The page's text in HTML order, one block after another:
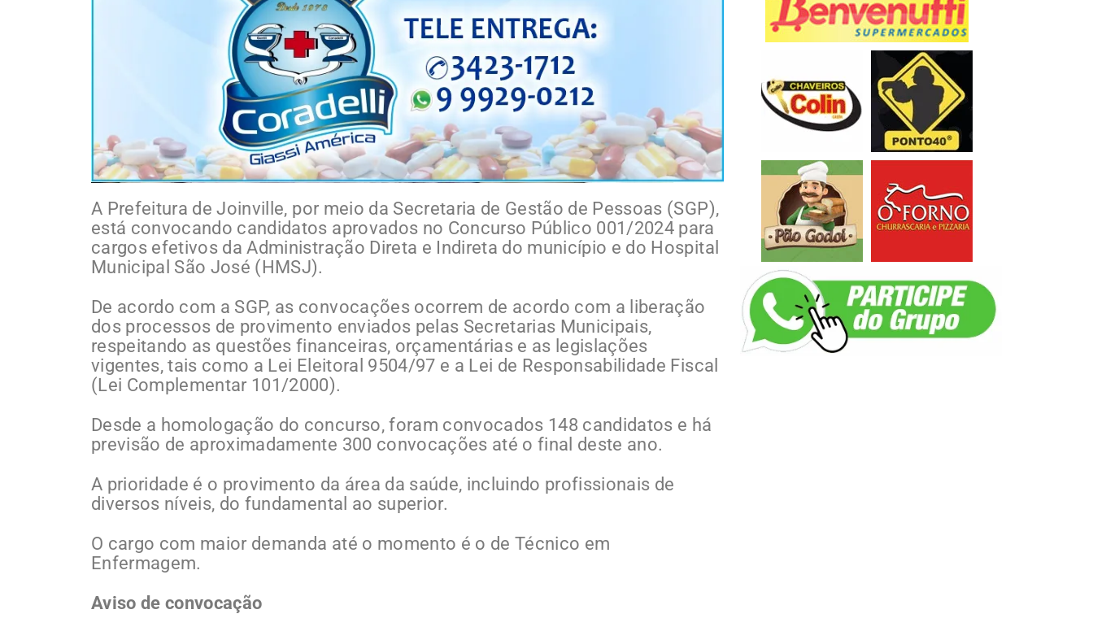
A Prefeitura de Joinville, por meio da Secretaria de Gestão de Pessoas (SGP),
está convocando candidatos aprovados no Concurso Público 001/2024 para
cargos efetivos da Administração Direta e Indireta do município e do Hospital
Municipal São José (HMSJ).
De acordo com a SGP, as convocações ocorrem de acordo com a liberação
dos processos de provimento enviados pelas Secretarias Municipais,
respeitando as questões financeiras, orçamentárias e as legislações
vigentes, tais como a Lei Eleitoral 9504/97 e a Lei de Responsabilidade Fiscal
(Lei Complementar 101/2000).
Desde a homologação do concurso, foram convocados 148 candidatos e há
previsão de aproximadamente 300 convocações até o final deste ano.
A prioridade é o provimento da área da saúde, incluindo profissionais de
diversos níveis, do fundamental ao superior.
O cargo com maior demanda até o momento é o de Técnico em
Enfermagem.
Aviso de convocação